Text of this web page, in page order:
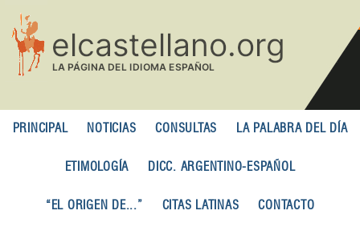
contenido
principal
PRINCIPAL NOTICIAS CONSULTAS LA PALABRA DEL DÍA
ETIMOLOGÍA DICC. ARGENTINO-ESPAÑOL
“EL ORIGEN DE...” CITAS LATINAS CONTACTO